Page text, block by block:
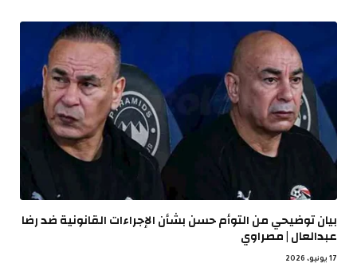
بيان توضيحي من التوأم حسن بشأن الإجراءات القانونية ضد رضا
عبدالعال | مصراوي
17 يونيو، 2026